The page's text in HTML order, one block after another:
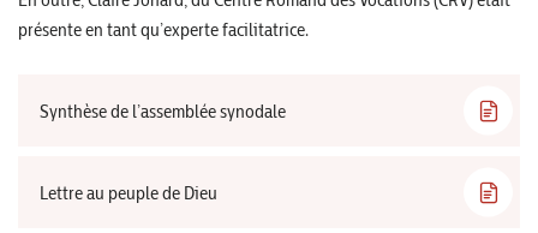
présente en tant qu’experte facilitatrice.
Synthèse de l’assemblée synodale
Lettre au peuple de Dieu